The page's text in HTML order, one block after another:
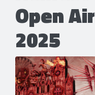
Open Air
2025